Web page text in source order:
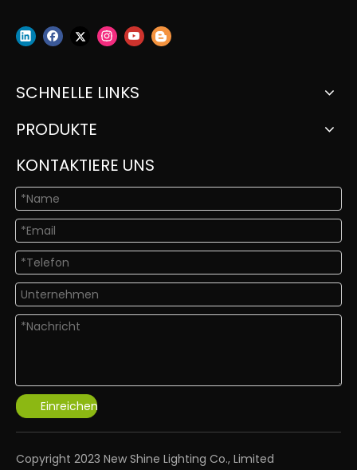
SCHNELLE LINKS
PRODUKTE
KONTAKTIERE UNS
Einreichen
​Copyright 2023 New Shine Lighting Co., Limited